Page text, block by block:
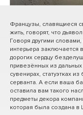
Французы, славящиеся
жить, говорят, что
Говоря другими
интерьера заключается
дорогих сердцу
привезённых из дальных
сувенирах, статуэтках
серванта. А если ваша
оставила вам такого
предметы декора
которая была создана в